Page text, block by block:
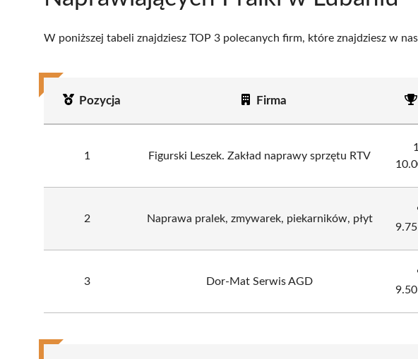
W poniższej tabeli znajdziesz TOP 3 polecanych firm, które znajdziesz w
Pozycja Firma
1 Figurski Leszek. Zakład naprawy sprzętu RTV
2 Naprawa pralek, zmywarek, piekarników, płyt
9.75
3 Dor-Mat Serwis AGD
9.50